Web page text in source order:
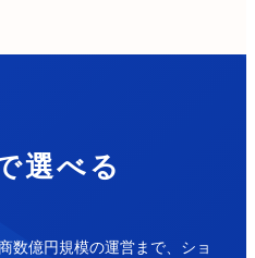
選べる
数億円規模の運営まで、ショ